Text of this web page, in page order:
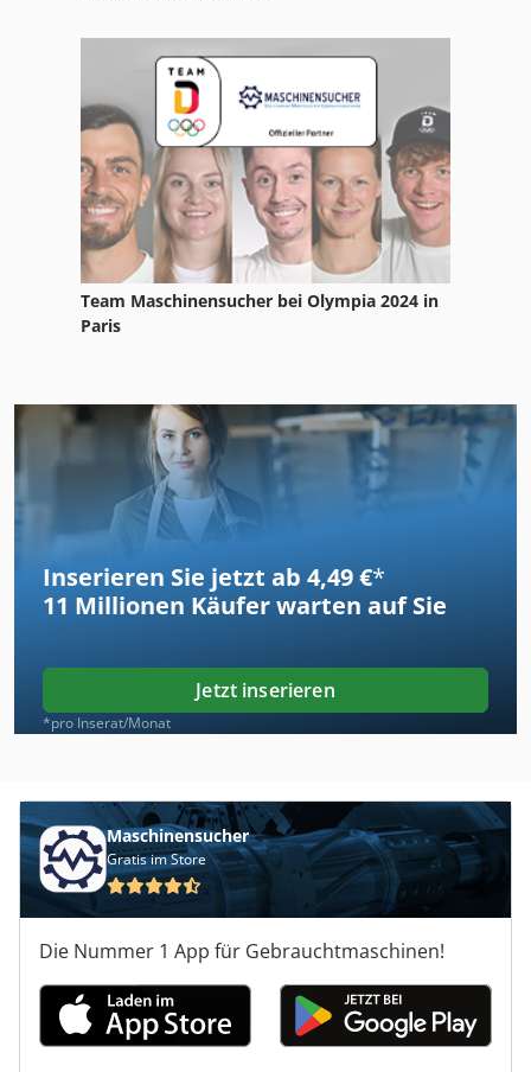
Team Maschinensucher bei Olympia 2024 in
Paris
Inserieren Sie jetzt ab 4,49 €*
11 Millionen Käufer warten auf Sie
Jetzt inserieren
*pro Inserat/Monat
Maschinensucher
Gratis im Store
Die Nummer 1 App für Gebrauchtmaschinen!